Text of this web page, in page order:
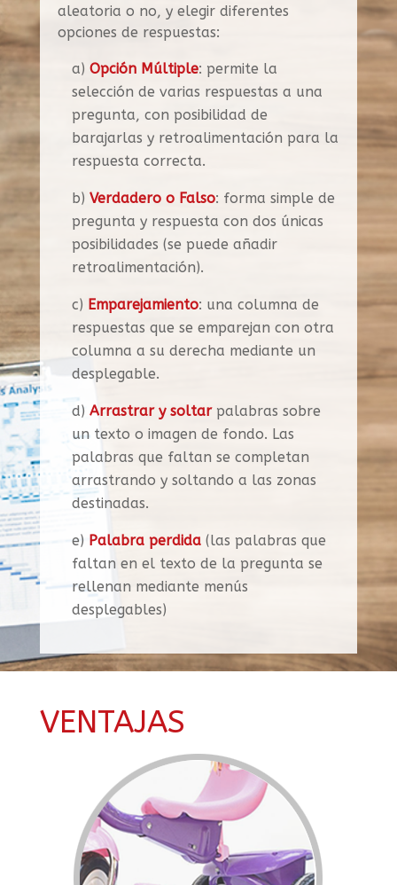
aleatoria o no, y elegir diferentes
opciones de respuestas:
a) Opción Múltiple: permite la
selección de varias respuestas a una
pregunta, con posibilidad de
barajarlas y retroalimentación para la
respuesta correcta.
b) Verdadero o Falso: forma simple de
pregunta y respuesta con dos únicas
posibilidades (se puede añadir
retroalimentación).
c) Emparejamiento: una columna de
respuestas que se emparejan con otra
columna a su derecha mediante un
desplegable.
d) Arrastrar y soltarpalabras sobre
un texto o imagen de fondo. Las
palabras que faltan se completan
arrastrando y soltando a las zonas
destinadas.
e) Palabra perdida(las palabras que
faltan en el texto de la pregunta se
rellenan mediante menús
desplegables)
VENTAJAS